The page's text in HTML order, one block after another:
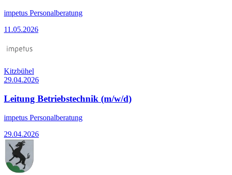
impetus Personalberatung
11.05.2026
Kitzbühel
29.04.2026
Leitung Betriebstechnik (m/w/d)
impetus Personalberatung
29.04.2026